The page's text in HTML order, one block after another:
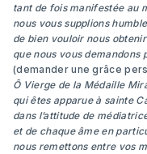
tant de fois manifestée au
nous vous supplions
de bien vouloir nous
que nous vous demandons
(demander une grâce
Ô Vierge de la Médaille
qui êtes apparue à sainte
dans l’attitude de
et de chaque âme en
nous remettons entre vos